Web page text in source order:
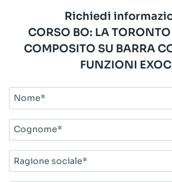
Richiedi
CORSO BO: LA
COMPOSITO SU BARRA
FUNZIONI
Nome*
Cognome*
Ragione
sociale*